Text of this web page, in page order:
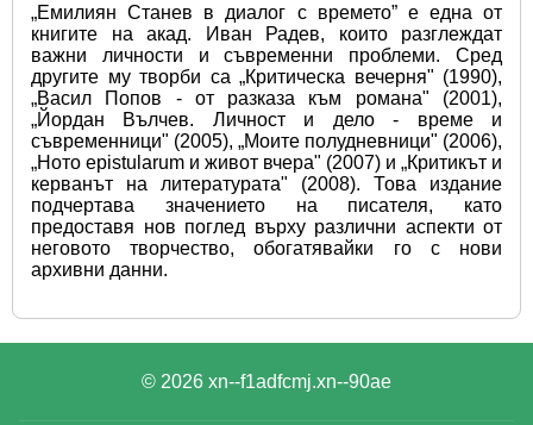
„Емилиян Станев в диалог с времето” е една от
книгите на акад. Иван Радев, които разглеждат
важни личности и съвременни проблеми. Сред
другите му творби са „Критическа вечерня" (1990),
„Васил Попов - от разказа към романа" (2001),
„Йордан Вълчев. Личност и дело - време и
съвременници" (2005), „Моите полудневници" (2006),
„Ното ерistularum и живот вчера" (2007) и „Критикът и
керванът на литературата" (2008). Това издание
подчертава значението на писателя, като
предоставя нов поглед върху различни аспекти от
неговото творчество, обогатявайки го с нови
архивни данни.
© 2026 xn--f1adfcmj.xn--90ae